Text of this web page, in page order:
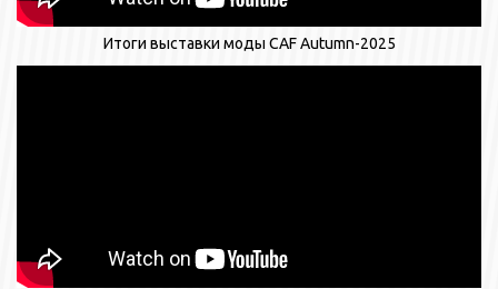
Итоги выставки моды CAF Autumn-2025